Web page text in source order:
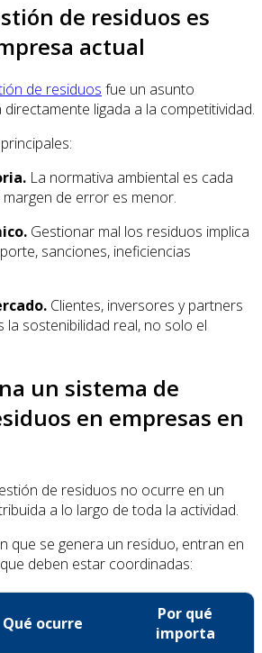
de residuos es
actual
de residuos fue un asunto
ligada a la competitividad.
La normativa ambiental es cada
de error es menor.
Gestionar mal los residuos implica
sanciones, ineficiencias
Clientes, inversores y partners
la sostenibilidad real, no solo el
un sistema de
en empresas en
de residuos no ocurre en un
a lo largo de toda la actividad.
que se genera un residuo, entran en
deben estar coordinadas:
Qué ocurre
Por qué
importa